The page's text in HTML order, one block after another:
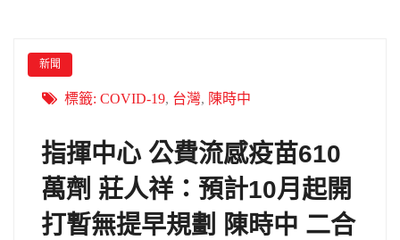
新聞
標籤: COVID-19, 台灣, 陳時中
指揮中心 公費流感疫苗610
萬劑 莊人祥：預計10月起開
打暫無提早規劃 陳時中 二合